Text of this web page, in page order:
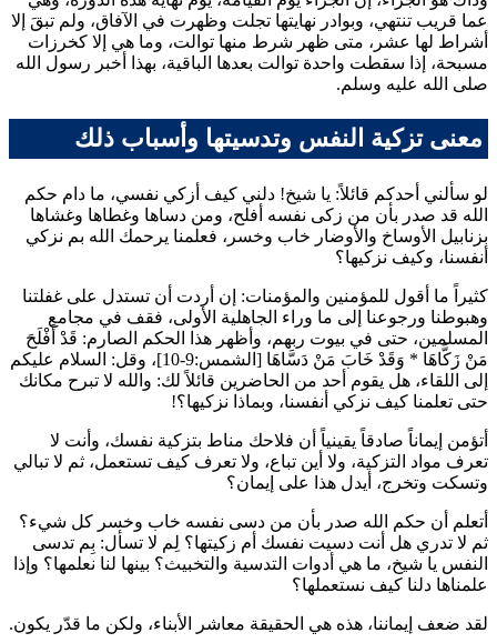
عما قريب تنتهي، وبوادر نهايتها تجلت وظهرت في الآفاق، ولم تبقَ إلا
أشراط لها عشر، متى ظهر شرط منها توالت، وما هي إلا كخرزات
مسبحة، إذا سقطت واحدة توالت بعدها الباقية، بهذا أخبر رسول الله
صلى الله عليه وسلم.
معنى تزكية النفس وتدسيتها وأسباب ذلك
لو سألني أحدكم قائلاً: يا شيخ! دلني كيف أزكي نفسي، ما دام حكم
الله قد صدر بأن من زكى نفسه أفلح، ومن دساها وغطاها وغشاها
بزنابيل الأوساخ والأوضار خاب وخسر، فعلمنا يرحمك الله بم نزكي
أنفسنا، وكيف نزكيها؟
كثيراً ما أقول للمؤمنين والمؤمنات: إن أردت أن تستدل على غفلتنا
وهبوطنا ورجوعنا إلى ما وراء الجاهلية الأولى، فقف في مجامع
المسلمين، حتى في بيوت ربهم، وأظهر هذا الحكم الصارم: قَدْ أَفْلَحَ
مَنْ زَكَّاهَا * وَقَدْ خَابَ مَنْ دَسَّاهَا
[الشمس:9-10]، وقل: السلام عليكم
إلى اللقاء، هل يقوم أحد من الحاضرين قائلاً لك: والله لا تبرح مكانك
حتى تعلمنا كيف نزكي أنفسنا، وبماذا نزكيها؟!
أتؤمن إيماناً صادقاً يقينياً أن فلاحك مناط بتزكية نفسك، وأنت لا
تعرف مواد التزكية، ولا أين تباع، ولا تعرف كيف تستعمل، ثم لا تبالي
وتسكت وتخرج، أيدل هذا على إيمان؟
أتعلم أن حكم الله صدر بأن من دسى نفسه خاب وخسر كل شيء؟
ثم لا تدري هل أنت دسيت نفسك أم زكيتها؟ لِم لا تسأل: بِم تدسى
النفس يا شيخ، ما هي أدوات التدسية والتخبيث؟ بينها لنا نعلمها؟ وإذا
علمناها دلنا كيف نستعملها؟
لقد ضعف إيماننا، هذه هي الحقيقة معاشر الأبناء، ولكن ما قدّر يكون.